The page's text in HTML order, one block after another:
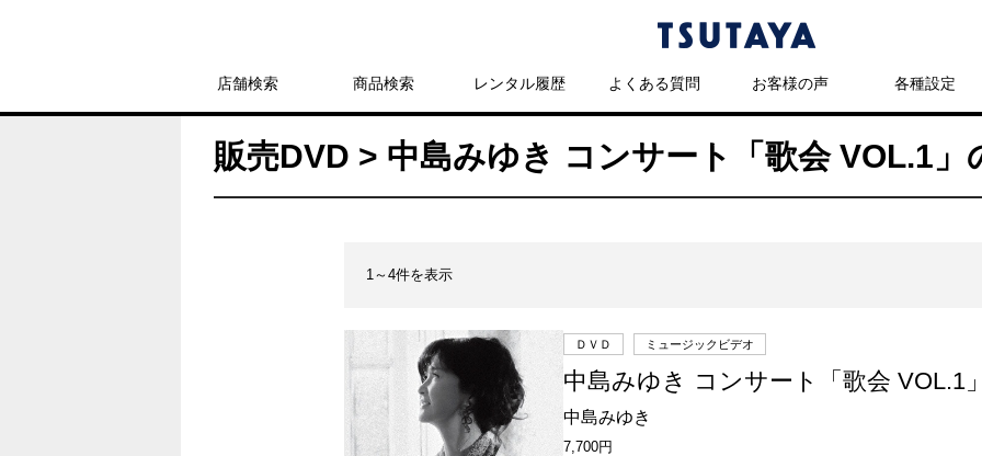
店舗検索 商品検索 レンタル履歴 よくある質問 お客様の声 各種設定
販売DVD > 中島みゆき コンサート「歌会 VOL.1」
1～4件を表示
ＤＶＤ ミュージックビデオ
中島みゆき コンサート「歌会 VOL.1
中島みゆき
7,700円